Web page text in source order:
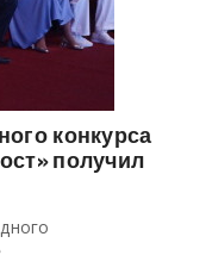
конкурса
получил